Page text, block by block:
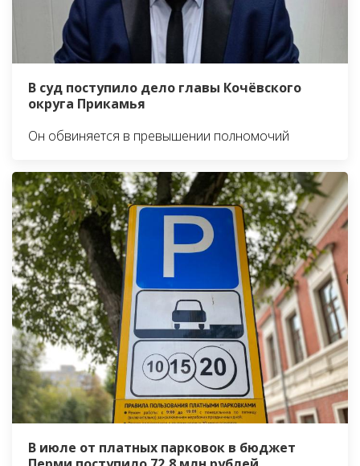
В суд поступило дело главы Кочёвского
округа Прикамья
Он обвиняется в превышении полномочий
В июле от платных парковок в бюджет